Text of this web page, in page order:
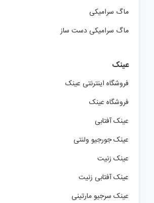
ماگ سرامیکی
ماگ سرامیکی دست ساز
عینک
فروشگاه اینترنتی عینک
فروشگاه عینک
عینک آفتابی
عینک جورجیو ولنتی
عینک زنیت
عینک آفتابی زنیت
عینک سرجیو مارتینی